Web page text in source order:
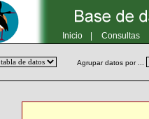
Inicio Consultas
Agrupar datos por ...